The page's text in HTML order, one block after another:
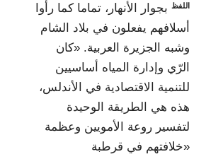
اللفظبجوار الأنهار، تماما كما رأوا
أسلافهم يفعلون في بلاد الشام
وشبه الجزيرة العربية. «كان
الرّي وإدارة المياه أساسيين
للتنمية الاقتصادية في الأندلس،
هذه هي الطريقة الوحيدة
لتفسير روعة الأمويين وعظمة
خلافتهم في قرطبة»